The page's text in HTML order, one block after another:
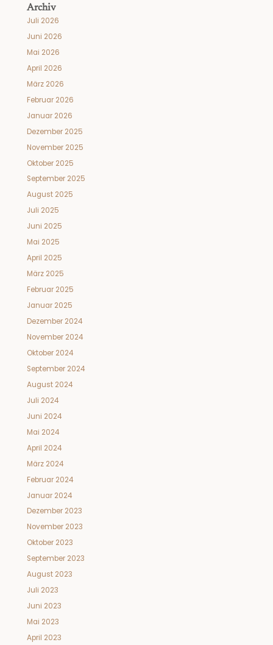
Archiv
Juli 2026
Juni 2026
Mai 2026
April 2026
März 2026
Februar 2026
Januar 2026
Dezember 2025
November 2025
Oktober 2025
September 2025
August 2025
Juli 2025
Juni 2025
Mai 2025
April 2025
März 2025
Februar 2025
Januar 2025
Dezember 2024
November 2024
Oktober 2024
September 2024
August 2024
Juli 2024
Juni 2024
Mai 2024
April 2024
März 2024
Februar 2024
Januar 2024
Dezember 2023
November 2023
Oktober 2023
September 2023
August 2023
Juli 2023
Juni 2023
Mai 2023
April 2023